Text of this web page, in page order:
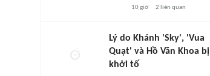
10 giờ 2 liên quan
Lý do Khánh 'Sky', 'Vua
Quạt' và Hồ Văn Khoa bị
khởi tố